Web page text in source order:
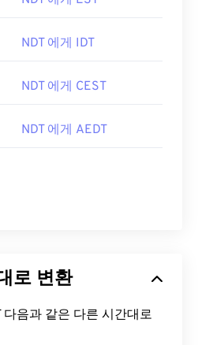
NDT 에게 IDT
NDT 에게 CEST
NDT 에게 AEDT
로 변환
음과 같은 다른 시간대로